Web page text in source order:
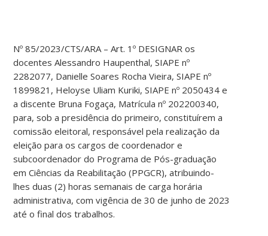
Nº 85/2023/CTS/ARA – Art. 1º DESIGNAR os
docentes Alessandro Haupenthal, SIAPE nº
2282077, Danielle Soares Rocha Vieira, SIAPE nº
1899821, Heloyse Uliam Kuriki, SIAPE nº 2050434 e
a discente Bruna Fogaça, Matrícula nº 202200340,
para, sob a presidência do primeiro, constituírem a
comissão eleitoral, responsável pela realização da
eleição para os cargos de coordenador e
subcoordenador do Programa de Pós-graduação
em Ciências da Reabilitação (PPGCR), atribuindo-
lhes duas (2) horas semanais de carga horária
administrativa, com vigência de 30 de junho de 2023
até o final dos trabalhos.